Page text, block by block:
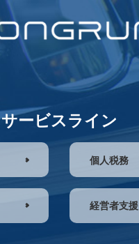
サービスライン
個人税務
経営者支援